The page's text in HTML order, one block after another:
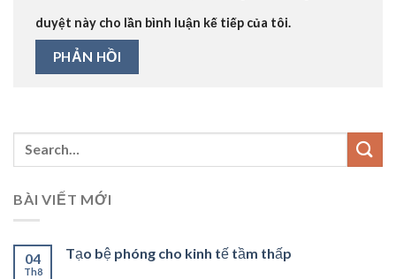
duyệt này cho lần bình luận kế tiếp của tôi.
BÀI VIẾT MỚI
04
Th8
Tạo bệ phóng cho kinh tế tầm thấp